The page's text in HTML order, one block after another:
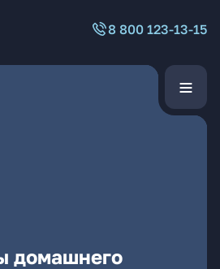
8 800 123-13-15
домашнего